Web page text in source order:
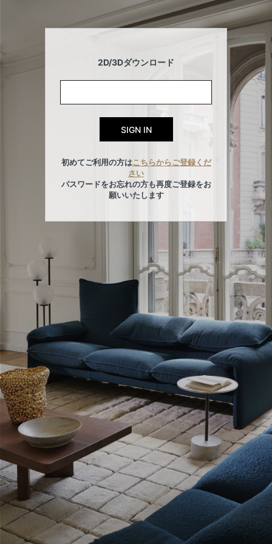
2D/3Dダウンロード
初めてご利用の方はこちらからご登録くだ
さい
パスワードをお忘れの方も再度ご登録をお
願いいたします